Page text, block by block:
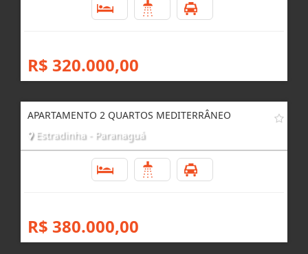
R$ 320.000,00
APARTAMENTO 2 QUARTOS MEDITERRÂNEO
Estradinha - Paranaguá
R$ 380.000,00